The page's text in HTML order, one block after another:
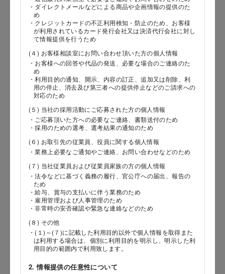
・ダイレクトメールなどによる商品や企画情報の提供のた
め
・クレジットカードの不正利用検知・防止のため、お客様
が利用されているカード発行会社又は決済代行会社に対し
て情報提供を行うため
(４) お客様相談室にお問い合わせ頂いた方の個人情報
・お客様への回答や代品の発送、必要な場合のご連絡のた
め
・利用目的の通知、開示、内容の訂正、追加又は削除、利
用の停止、消去及び第三者への提供停止などのご請求への
対応のため
(５) 当社の採用活動にご応募された方の個人情報
・ご応募頂いた方への必要なご連絡、書類送付のため
・採用のための選考、選考結果の通知のため
(６) お取引先の従業員、役員に関する個人情報
・業務上必要なご通知やご連絡、お問い合わせなどのため
(７) 当社従業員および従業員家族の方の個人情報
・法令などに基づく義務の履行、官公庁への届出、報告の
ため
・給与、賞与の支払いに伴う業務のため
・雇用管理および人事管理のため
・非常時の安否確認や緊急な連絡などのため
(８) その他
・(１)～(７)に記載した利用目的以外で個人情報を取得また
は利用する場合は、個別に利用目的を明示し、明示した利
用目的の範囲内で利用致します。
2. 情報提供の任意性について
メールアドレス
郵便番号
都道府県
番地以降